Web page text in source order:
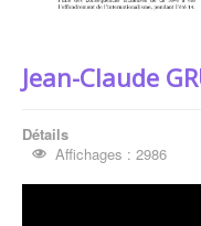
Jean-Claude
Détails
Affichages : 2986